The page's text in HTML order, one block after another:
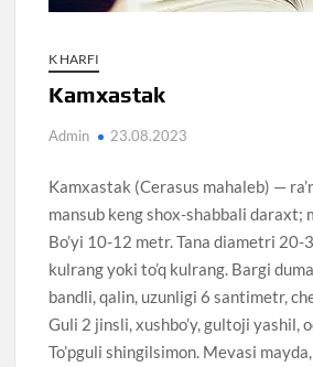
K HARFI
Kamxastak
Admin 23.08.2023
Kamxastak (Cerasus mahaleb) —
mansub keng shox-shabbali daraxt;
Bo’yi 10-12 metr. Tana diametri 20-
kulrang yoki to’q kulrang. Bargi
bandli, qalin, uzunligi 6 santimetr,
Guli 2 jinsli, xushbo’y, gultoji yashil,
To’pguli shingilsimon. Mevasi